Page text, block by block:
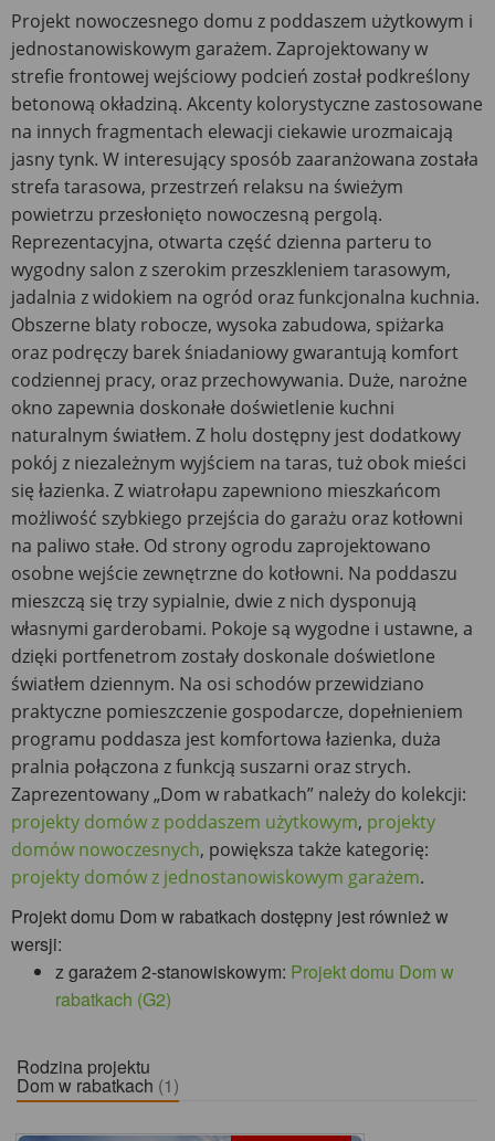
Projekt nowoczesnego domu z poddaszem użytkowym i
jednostanowiskowym garażem. Zaprojektowany w
strefie frontowej wejściowy podcień został podkreślony
betonową okładziną. Akcenty kolorystyczne zastosowane
na innych fragmentach elewacji ciekawie urozmaicają
jasny tynk. W interesujący sposób zaaranżowana została
strefa tarasowa, przestrzeń relaksu na świeżym
powietrzu przesłonięto nowoczesną pergolą.
Reprezentacyjna, otwarta część dzienna parteru to
wygodny salon z szerokim przeszkleniem tarasowym,
jadalnia z widokiem na ogród oraz funkcjonalna kuchnia.
Obszerne blaty robocze, wysoka zabudowa, spiżarka
oraz podręczy barek śniadaniowy gwarantują komfort
codziennej pracy, oraz przechowywania. Duże, narożne
okno zapewnia doskonałe doświetlenie kuchni
naturalnym światłem. Z holu dostępny jest dodatkowy
pokój z niezależnym wyjściem na taras, tuż obok mieści
się łazienka. Z wiatrołapu zapewniono mieszkańcom
możliwość szybkiego przejścia do garażu oraz kotłowni
na paliwo stałe. Od strony ogrodu zaprojektowano
osobne wejście zewnętrzne do kotłowni. Na poddaszu
mieszczą się trzy sypialnie, dwie z nich dysponują
własnymi garderobami. Pokoje są wygodne i ustawne, a
dzięki portfenetrom zostały doskonale doświetlone
światłem dziennym. Na osi schodów przewidziano
praktyczne pomieszczenie gospodarcze, dopełnieniem
programu poddasza jest komfortowa łazienka, duża
pralnia połączona z funkcją suszarni oraz strych.
Zaprezentowany „Dom w rabatkach” należy do kolekcji:
projekty domów z poddaszem użytkowym, projekty
domów nowoczesnych, powiększa także kategorię:
projekty domów z jednostanowiskowym garażem.
Projekt domu Dom w rabatkach dostępny jest również w
wersji:
z garażem 2-stanowiskowym: Projekt domu Dom w
rabatkach (G2)
Rodzina projektu
Dom w rabatkach (1)